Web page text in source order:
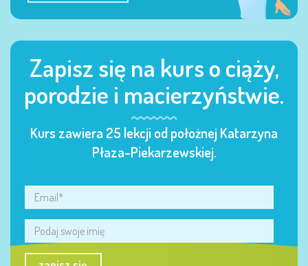
Zapisz się na kurs o ciąży,
porodzie i macierzyństwie.
Kurs zawiera 25 lekcji od położnej Katarzyna
Płaza-Piekarzewskiej.